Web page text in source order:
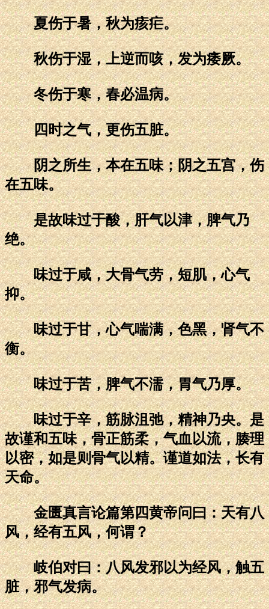
夏伤于暑，秋为痎疟。
秋伤于湿，上逆而咳，发为痿厥。
冬伤于寒，春必温病。
四时之气，更伤五脏。
阴之所生，本在五味；阴之五宫，伤
在五味。
是故味过于酸，肝气以津，脾气乃
绝。
味过于咸，大骨气劳，短肌，心气
抑。
味过于甘，心气喘满，色黑，肾气不
衡。
味过于苦，脾气不濡，胃气乃厚。
味过于辛，筋脉沮弛，精神乃央。是
故谨和五味，骨正筋柔，气血以流，腠理
以密，如是则骨气以精。谨道如法，长有
天命。
金匮真言论篇第四黄帝问曰：天有八
风，经有五风，何谓？
岐伯对曰：八风发邪以为经风，触五
脏，邪气发病。